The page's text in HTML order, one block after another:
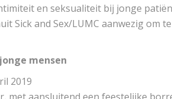
en seksualiteit bij jonge
Sick and Sex/LUMC aanwezig
mensen
2019